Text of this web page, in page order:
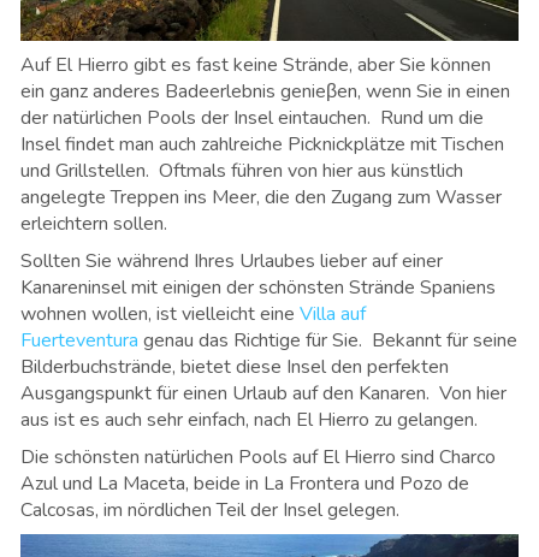
Auf El Hierro gibt es fast keine Strände, aber Sie können
ein ganz anderes Badeerlebnis genieβen, wenn Sie in einen
der natürlichen Pools der Insel eintauchen. Rund um die
Insel findet man auch zahlreiche Picknickplätze mit Tischen
und Grillstellen. Oftmals führen von hier aus künstlich
angelegte Treppen ins Meer, die den Zugang zum Wasser
erleichtern sollen.
Sollten Sie während Ihres Urlaubes lieber auf einer
Kanareninsel mit einigen der schönsten Strände Spaniens
wohnen wollen, ist vielleicht eine Villa auf
Fuerteventura genau das Richtige für Sie. Bekannt für seine
Bilderbuchstrände, bietet diese Insel den perfekten
Ausgangspunkt für einen Urlaub auf den Kanaren. Von hier
aus ist es auch sehr einfach, nach El Hierro zu gelangen.
Die schönsten natürlichen Pools auf El Hierro sind Charco
Azul und La Maceta, beide in La Frontera und Pozo de
Calcosas, im nördlichen Teil der Insel gelegen.